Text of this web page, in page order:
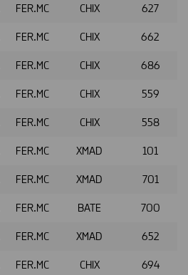
FER.MC CHIX 627
FER.MC CHIX 662
FER.MC CHIX 686
FER.MC CHIX 559
FER.MC CHIX 558
FER.MC XMAD 101
FER.MC XMAD 701
FER.MC BATE 700
FER.MC XMAD 652
FER.MC CHIX 694